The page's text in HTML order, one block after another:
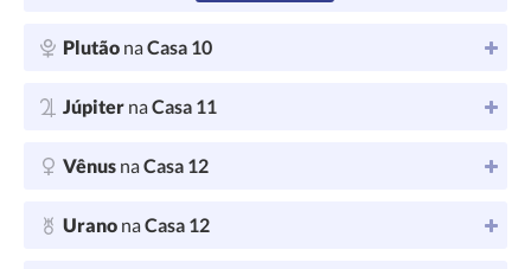
Plutão naCasa 10
Júpiter naCasa 11
Vênus naCasa 12
Urano naCasa 12